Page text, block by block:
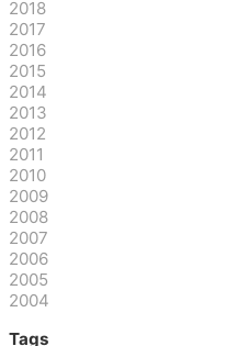
2018
2017
2016
2015
2014
2013
2012
2011
2010
2009
2008
2007
2006
2005
2004
Tags